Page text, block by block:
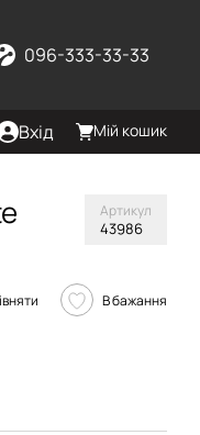
096-333-33-33
Вхід Мій кошик
Артикул
43986
В бажання